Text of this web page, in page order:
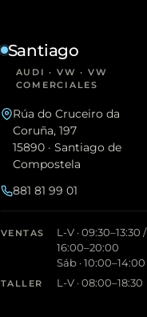
Santiago
AUDI · VW · VW
COMERCIALES
Rúa do Cruceiro da
Coruña, 197
15890 · Santiago de
Compostela
881 81 99 01
VENTAS
L-V · 09:30–13:30 /
16:00–20:00
Sáb · 10:00–14:00
TALLER L-V · 08:00–18:30